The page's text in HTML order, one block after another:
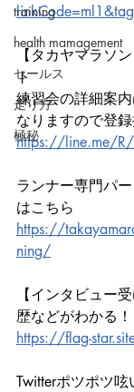
training
health mamagement
セールス
走り方
極秘
【タカヤマラソ
ト
練習会の詳細案
なりますので登
https://line.me/
ランナー専門パ
はこちら
https://
ning/
【インタビュー
歴などがわかる！
https://flag-
Twitterポツポツ呟